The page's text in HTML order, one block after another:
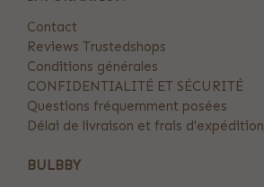
Contact
Reviews Trustedshops
Conditions générales
CONFIDENTIALITÉ ET SÉCURITÉ
Questions fréquemment posées
Délai de livraison et frais d'expédition
BULBBY